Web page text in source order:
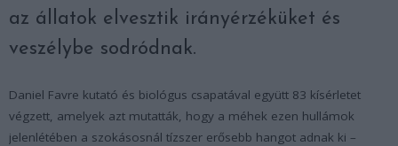
az állatok elvesztik irányérzéküket és
veszélybe sodródnak.
Daniel Favre kutató és biológus csapatával együtt 83 kísérletet
végzett, amelyek azt mutatták, hogy a méhek ezen hullámok
jelenlétében a szokásosnál tízszer erősebb hangot adnak ki –